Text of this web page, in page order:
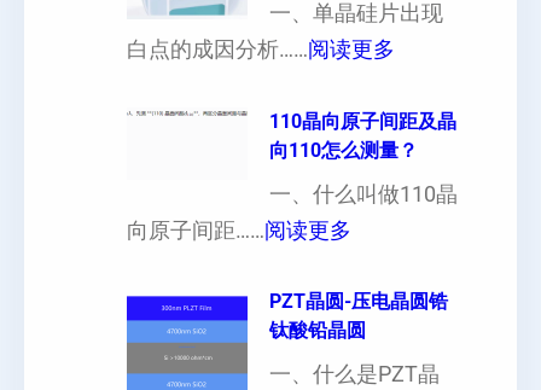
也
以
定
超
薄
硅
各
向
性
对
硬
度
影
响
一、单晶硅片出现
白点的成因分析……阅读更多
晶
硅
片
白
或
110晶向原子间距及晶
向110怎么测量？
一、什么叫做110晶
向原子间距……阅读更多
1
0
晶
PZT晶圆-压电晶圆锆
钛酸铅晶圆
一、什么是PZT晶